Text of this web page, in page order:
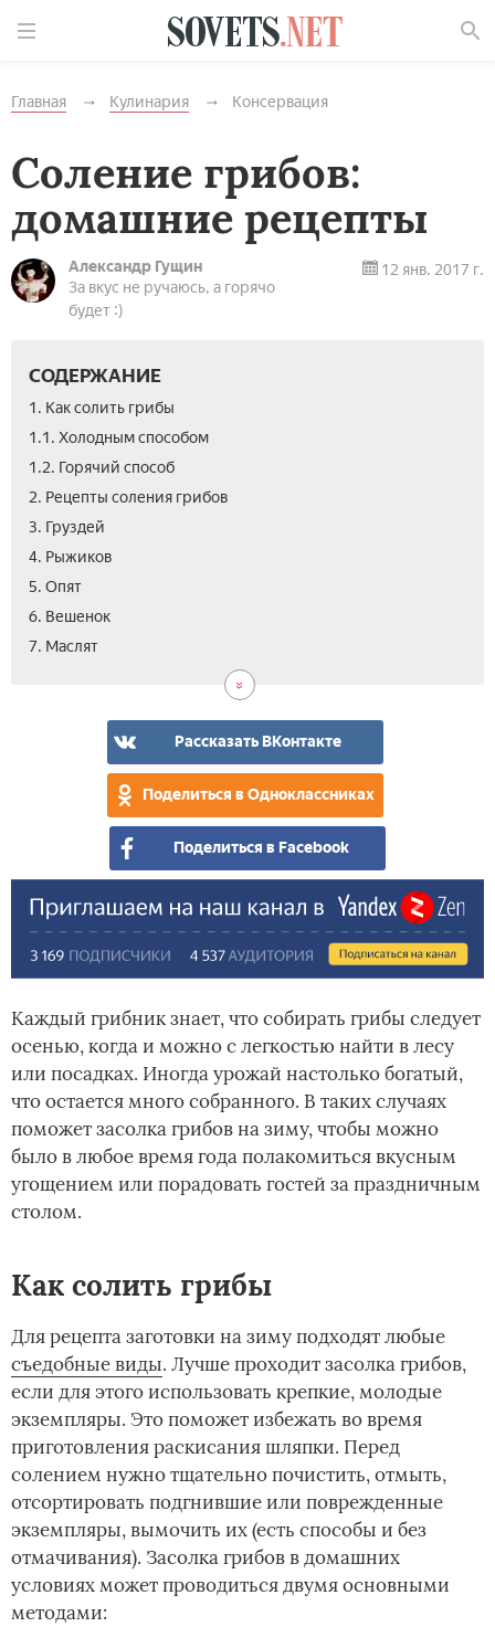
Главная Кулинария Консервация
Соление грибов:
домашние рецепты
Александр Гущин
За вкус не ручаюсь, а горячо
будет :)
12 янв. 2017 г.
СОДЕРЖАНИЕ
1. Как солить грибы
1.1. Холодным способом
1.2. Горячий способ­
2. Рецепты соления грибов
3. Груздей
4. Рыжиков
5. Опят
6. Вешенок
7. Маслят
Рассказать ВКонтакте
Поделиться в Одноклассниках
Поделиться в Facebook
Каждый грибник знает, что собирать грибы следует
осенью, когда и можно с легкостью найти в лесу
или посадках. Иногда урожай настолько богатый,
что остается много собранного. В таких случаях
поможет засолка грибов на зиму, чтобы можно
было в любое время года полакомиться вкусным
угощением или порадовать гостей за праздничным
столом.
Как солить грибы
Для рецепта заготовки на зиму подходят любые
съедобные виды. Лучше проходит засолка грибов,
если для этого использовать крепкие, молодые
экземпляры. Это поможет избежать во время
приготовления раскисания шляпки. Перед
солением нужно тщательно почистить, отмыть,
отсортировать подгнившие или поврежденные
экземпляры, вымочить их (есть способы и без
отмачивания). Засолка грибов в домашних
условиях может проводиться двумя основными
методами: